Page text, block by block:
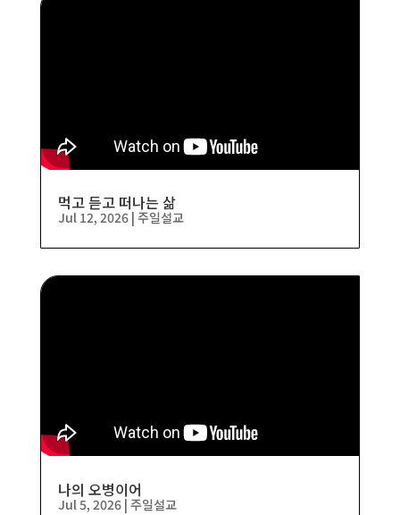
먹고 듣고 떠나는 삶
Jul 12, 2026| 주일설교
나의 오병이어
Jul 5, 2026| 주일설교